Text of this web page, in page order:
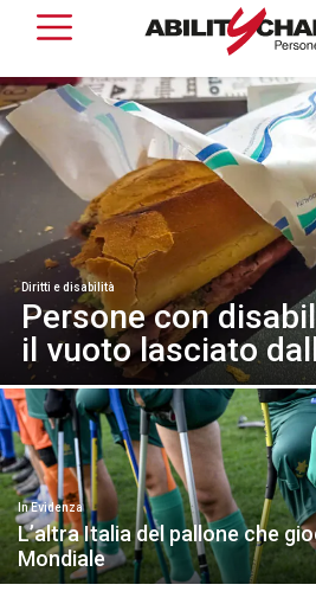
Diritti e disabilità
Persone con
il vuoto lasciato
In Evidenza
L’altra Italia del pallone che
Mondiale